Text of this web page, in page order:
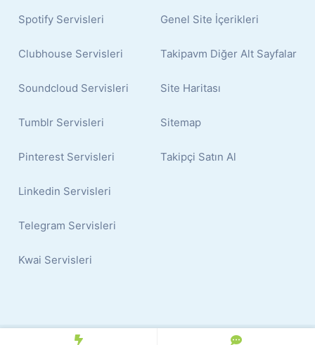
Spotify Servisleri
Clubhouse Servisleri
Soundcloud Servisleri
Tumblr Servisleri
Pinterest Servisleri
Linkedin Servisleri
Telegram Servisleri
Kwai Servisleri
Genel Site İçerikleri
Takipavm Diğer Alt Sayfalar
Site Haritası
Sitemap
Takipçi Satın Al